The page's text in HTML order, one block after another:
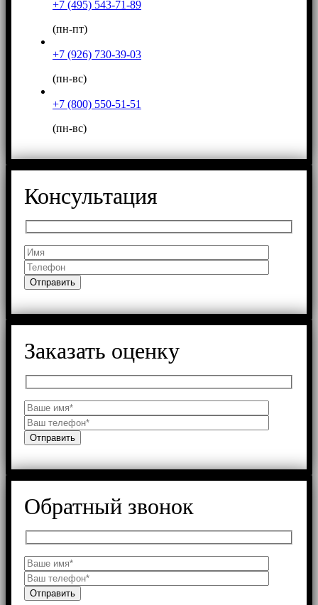
+7 (495) 543-71-89
(пн-пт)
+7 (926) 730-39-03
(пн-вс)
+7 (800) 550-51-51
(пн-вс)
Консультация
Заказать оценку
Обратный звонок